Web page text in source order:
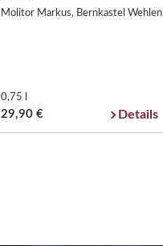
Molitor Markus, Bernkastel Wehlen
0,75 l
29,90 € Details